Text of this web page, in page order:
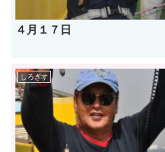
４月１７日
しろぎす